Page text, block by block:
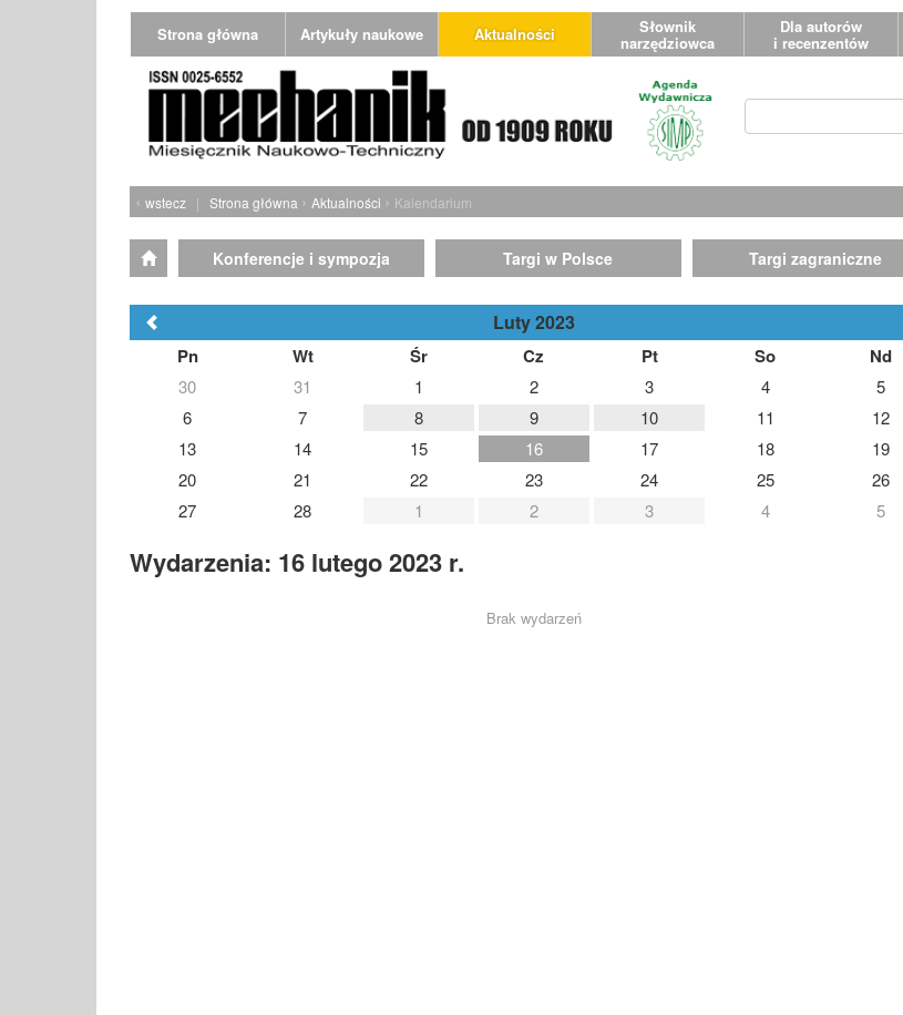
Strona główna Artykuły naukowe Aktualności Słownik
narzędziowca
Dla autorów
i recenzentów
‹ wstecz | Strona główna › Aktualności › Kalendarium
Konferencje i sympozja Targi w Polsce Targi zagraniczne
Luty 2023
Pn Wt Śr Cz Pt So Nd
30 31 1 2 3 4
5
6
7 8 9 10 11
12
13
14 15 16 17 18
19
20
21 22 23 24 25
26
27
28 1 2 3 4 5
Wydarzenia: 16 lutego 2023 r.
Brak wydarzeń